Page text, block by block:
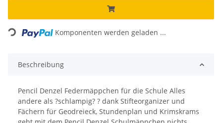
Loading... Komponenten werden geladen ...
Beschreibung
Pencil Denzel Federmäppchen für die Schule Alles
andere als ?schlampig? ? dank Stifteorganizer und
Fächern für Geodreieck, Stundenplan und Krimskrams